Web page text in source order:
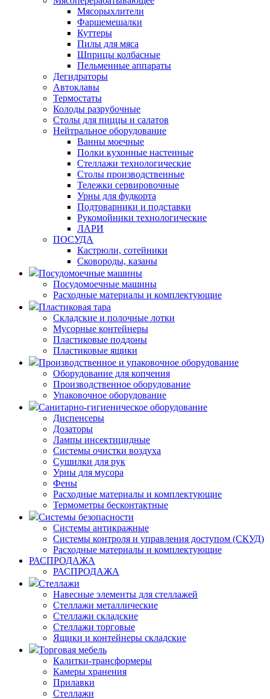
Мясорыхлители
Фаршемешалки
Куттеры
Пилы для мяса
Шприцы колбасные
Пельменные аппараты
Дегидраторы
Автоклавы
Термостаты
Колоды разрубочные
Столы для пиццы и салатов
Нейтральное оборудование
Ванны моечные
Полки кухонные настенные
Стеллажи технологические
Столы производственные
Тележки сервировочные
Урны для фудкорта
Подтоварники и подставки
Рукомойники технологические
ЛАРИ
ПОСУДА
Кастрюли, сотейники
Сковороды, казаны
Посудомоечные машины
Посудомоечные машины
Расходные материалы и комплектующие
Пластиковая тара
Складские и полочные лотки
Мусорные контейнеры
Пластиковые поддоны
Пластиковые ящики
Производственное и упаковочное оборудование
Оборудование для копчения
Производственное оборудование
Упаковочное оборудование
Санитарно-гигиеническое оборудование
Диспенсеры
Дозаторы
Лампы инсектицидные
Системы очистки воздуха
Сушилки для рук
Урны для мусора
Фены
Расходные материалы и комплектующие
Термометры бесконтактные
Системы безопасности
Системы антикражные
Системы контроля и управления доступом (СКУД)
Расходные материалы и комплектующие
РАСПРОДАЖА
РАСПРОДАЖА
Стеллажи
Навесные элементы для стеллажей
Стеллажи металлические
Стеллажи складские
Стеллажи торговые
Ящики и контейнеры складские
Торговая мебель
Калитки-трансформеры
Камеры хранения
Прилавки
Стеллажи